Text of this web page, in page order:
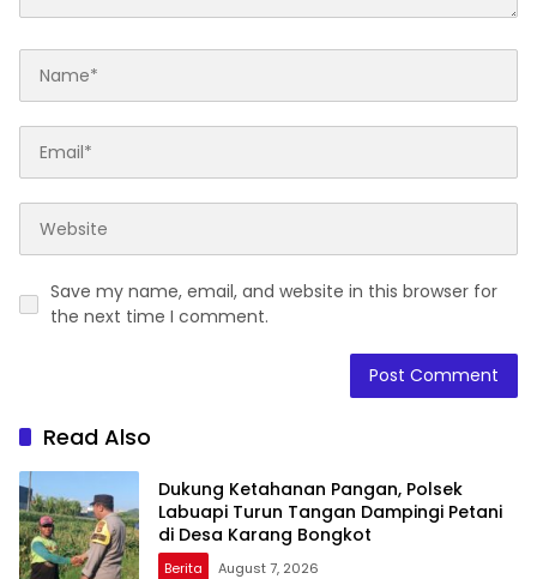
Save my name, email, and website in this browser for
the next time I comment.
Read Also
Dukung Ketahanan Pangan, Polsek
Labuapi Turun Tangan Dampingi Petani
di Desa Karang Bongkot
Berita August 7, 2026